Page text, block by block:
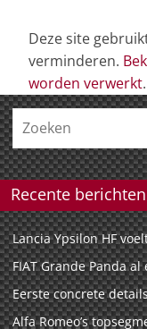
Deze site
verminderen.
worden verwerkt.
Recente berichten
Lancia Ypsilon HF
FIAT Grande Panda
Eerste concrete
Alfa Romeo’s